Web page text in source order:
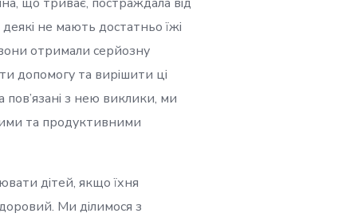
не мають достатньо їжі
отримали серйозну
допомогу та вирішити ці
з нею виклики, ми
та продуктивними
дітей, якщо їхня
Ми ділимося з